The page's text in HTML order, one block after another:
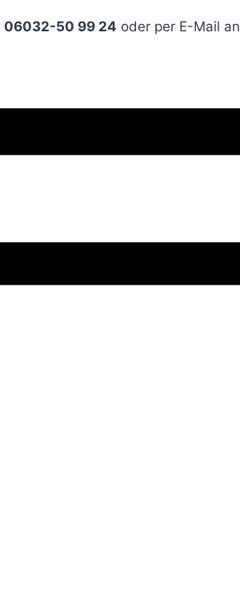
06032-50 99 24 oder per E-Mail an